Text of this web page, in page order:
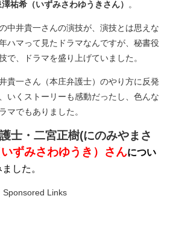
祐希（いずみさわゆうきさん）
中井貴一さんの演技が、演技とは思えな
ハマって見たドラマなんですが、秘書役
で、ドラマを盛り上げていました。
貴一さん（本庄弁護士）のやり方に反発
いくストーリーも感動だったし、色んな
マでもありました。
士・二宮正樹(にのみやまさ
ずみさわゆうき） さんについ
した。
Sponsored Links